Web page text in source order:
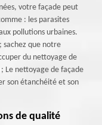
votre façade peut
: les parasites
pollutions urbaines.
sachez que notre
du nettoyage de
Le nettoyage de façade
son étanchéité et son
de qualité